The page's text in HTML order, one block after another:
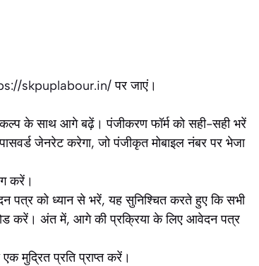
skpuplabour.in/पर जाएं।
के साथ आगे बढ़ें। पंजीकरण फॉर्म को सही-सही भरें
जेनरेट करेगा, जो पंजीकृत मोबाइल नंबर पर भेजा
करें।
पत्र को ध्यान से भरें, यह सुनिश्चित करते हुए कि सभी
करें। अंत में, आगे की प्रक्रिया के लिए आवेदन पत्र
मुद्रित प्रति प्राप्त करें।